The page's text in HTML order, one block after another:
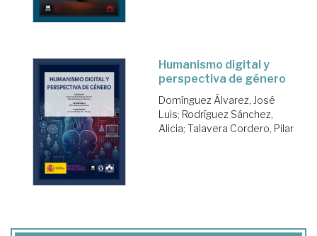
Humanismo digital y
perspectiva de género
Domínguez Álvarez, José
Luis; Rodríguez Sánchez,
Alicia; Talavera Cordero, Pilar